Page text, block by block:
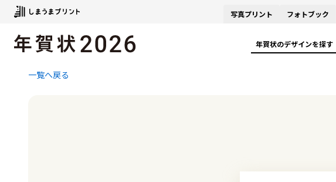
写真プリント フォトブック
年賀状のデザインを探す
一覧へ戻る